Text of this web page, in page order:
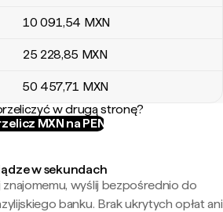
10 091,54 MXN
25 228,85 MXN
50 457,71 MXN
w drugą stronę?
MXN na PEN
w sekundach
wyślij bezpośrednio do
banku. Brak ukrytych opłat ani